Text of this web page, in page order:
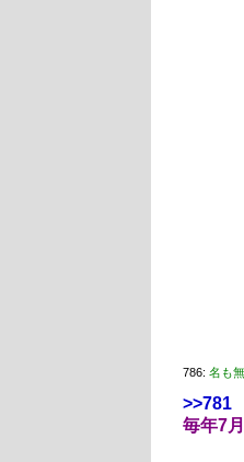
786: 名も
>>781
毎年7